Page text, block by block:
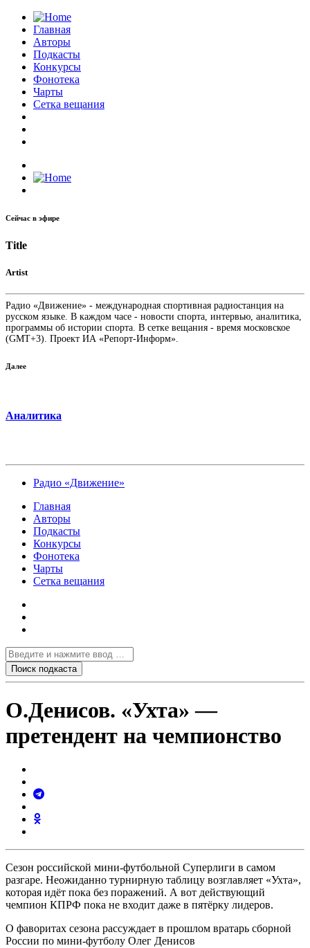
Главная
Авторы
Подкасты
Конкурсы
Фонотека
Чарты
Сетка вещания
Сейчас в эфире
Title
Artist
Радио «Движение» - международная спортивная радиостанция на
русском языке. В каждом часе - новости спорта, интервью, аналитика,
программы об истории спорта. В сетке вещания - время московское
(GMT+3). Проект ИА «Репорт-Информ».
Далее
Аналитика
Радио «Движение»
Главная
Авторы
Подкасты
Конкурсы
Фонотека
Чарты
Сетка вещания
О.Денисов. «Ухта» —
претендент на чемпионство
Сезон российской мини-футбольной Суперлиги в самом
разгаре. Неожиданно турнирную таблицу возглавляет «Ухта»,
которая идёт пока без поражений. А вот действующий
чемпион КПРФ пока не входит даже в пятёрку лидеров.
О фаворитах сезона рассуждает в прошлом вратарь сборной
России по мини-футболу Олег Денисов